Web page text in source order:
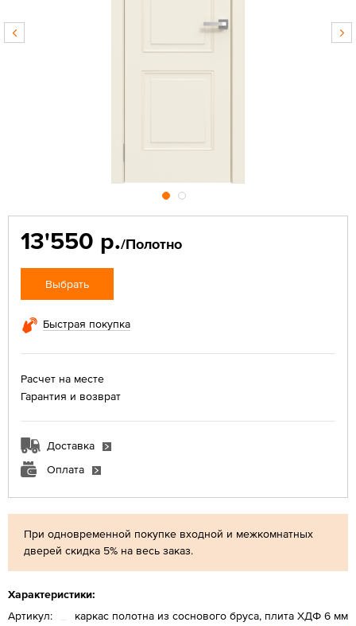
При одновременной покупке входной и межкомнатных
дверей скидка 5% на весь заказ.
Характеристики:
Артикул:
каркас полотна из соснового бруса, плита ХДФ 6 мм
13'550 р./Полотно
Выбрать
Быстрая покупка
Расчет на месте
Гарантия и возврат
Доставка
Оплата